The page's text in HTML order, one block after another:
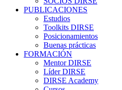
PUBLICACIONES
Estudios
Toolkits DIRSE
Posicionamientos
Buenas prácticas
FORMACIÓN
Mentor DIRSE
Líder DIRSE
DIRSE Academy